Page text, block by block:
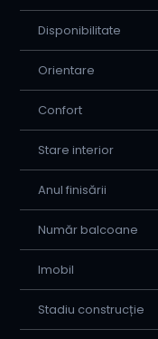
Disponibilitate
Orientare
Confort
Stare interior
Anul finisării
Număr balcoane
Imobil
Stadiu construcție